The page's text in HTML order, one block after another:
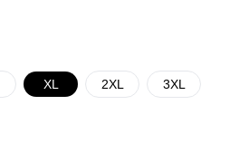
XL 2XL 3XL